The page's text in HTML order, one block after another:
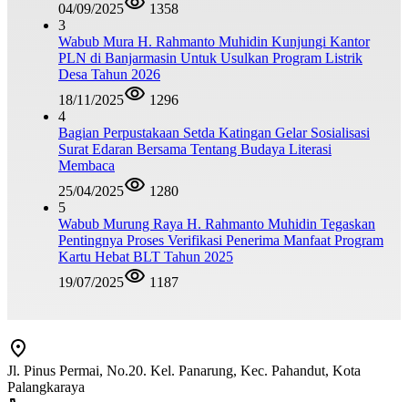
04/09/2025
1358
3
Wabub Mura H. Rahmanto Muhidin Kunjungi Kantor
PLN di Banjarmasin Untuk Usulkan Program Listrik
Desa Tahun 2026
18/11/2025
1296
4
Bagian Perpustakaan Setda Katingan Gelar Sosialisasi
Surat Edaran Bersama Tentang Budaya Literasi
Membaca
25/04/2025
1280
5
Wabub Murung Raya H. Rahmanto Muhidin Tegaskan
Pentingnya Proses Verifikasi Penerima Manfaat Program
Kartu Hebat BLT Tahun 2025
19/07/2025
1187
Jl. Pinus Permai, No.20. Kel. Panarung, Kec. Pahandut, Kota
Palangkaraya